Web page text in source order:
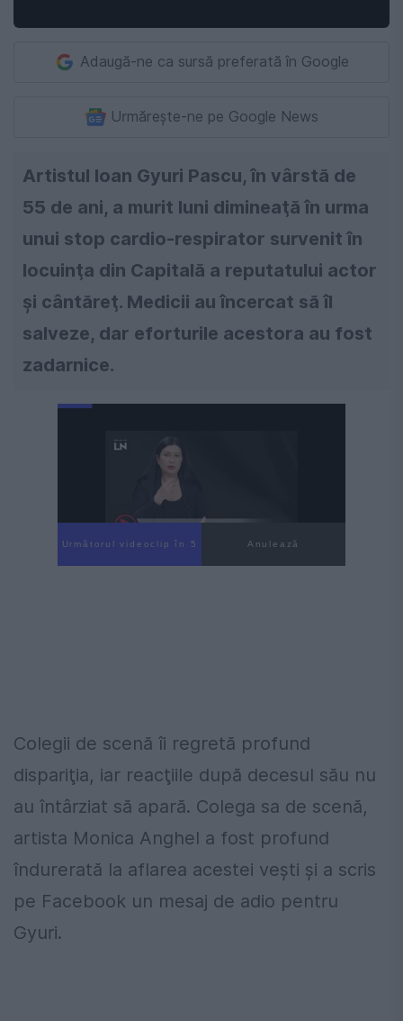
Adaugă-ne ca sursă preferată în Google
Urmărește-ne pe Google News
Artistul Ioan Gyuri Pascu, în vârstă de
55 de ani, a murit luni dimineaţă în urma
unui stop cardio-respirator survenit în
locuinţa din Capitală a reputatului actor
şi cântăreţ. Medicii au încercat să îl
salveze, dar eforturile acestora au fost
zadarnice.
Următorul videoclip în 5 Anulează
Colegii de scenă îi regretă profund
dispariţia, iar reacţiile după decesul său nu
au întârziat să apară. Colega sa de scenă,
artista Monica Anghel a fost profund
îndurerată la aflarea acestei veşti şi a scris
pe Facebook un mesaj de adio pentru
Gyuri.